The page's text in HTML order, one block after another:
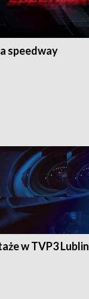
speedway
w TVP3 Lublin